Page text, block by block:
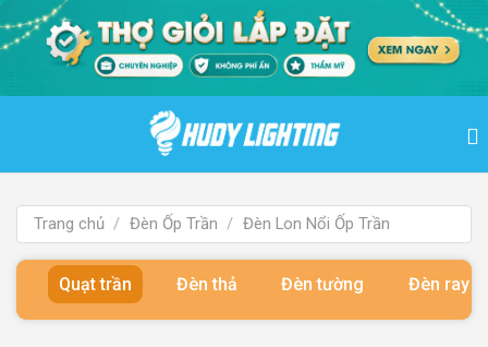
qua
Trang chủ / Đèn Ốp Trần / Đèn Lon Nổi Ốp Trần
Quạt trần Đèn thả Đèn tường Đèn ray